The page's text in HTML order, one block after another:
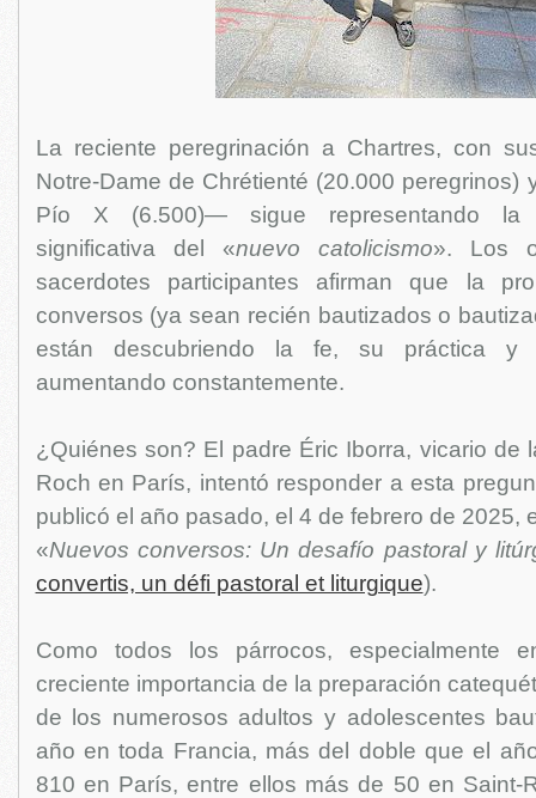
La reciente peregrinación a Chartres, con
Notre-Dame de Chrétienté (20.000 peregrinos)
Pío X (6.500)— sigue representando la
significativa del «nuevo catolicismo». Los
sacerdotes participantes afirman que la
conversos (ya sean recién bautizados o
están descubriendo la fe, su práctica y
aumentando constantemente.
¿Quiénes son? El padre Éric Iborra, vicario de
Roch en París, intentó responder a esta
publicó el año pasado, el 4 de febrero de 2025,
«Nuevos conversos: Un desafío pastoral y
convertis, un défi pastoral et liturgique).
Como todos los párrocos, especialmente
creciente importancia de la preparación
de los numerosos adultos y adolescentes
año en toda Francia, más del doble que el
810 en París, entre ellos más de 50 en Saint-